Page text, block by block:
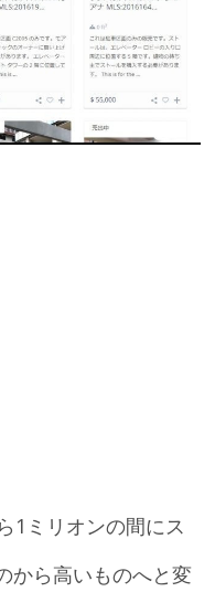
1ミリオンの間にス
から高いものへと変